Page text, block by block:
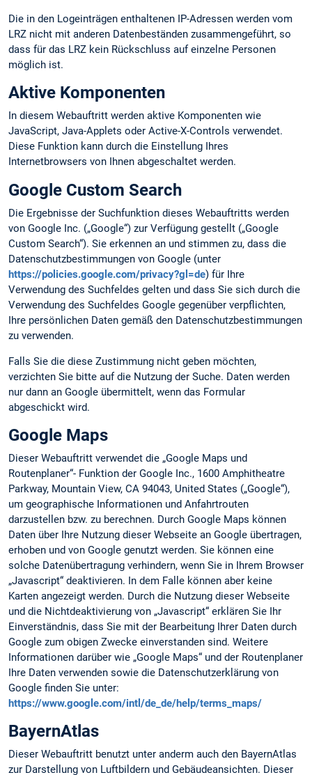
Die in den Logeinträgen enthaltenen IP-Adressen werden vom
LRZ nicht mit anderen Datenbeständen zusammengeführt, so
dass für das LRZ kein Rückschluss auf einzelne Personen
möglich ist.
Aktive Komponenten
In diesem Webauftritt werden aktive Komponenten wie
JavaScript, Java-Applets oder Active-X-Controls verwendet.
Diese Funktion kann durch die Einstellung Ihres
Internetbrowsers von Ihnen abgeschaltet werden.
Google Custom Search
Die Ergebnisse der Suchfunktion dieses Webauftritts werden
von Google Inc. („Google“) zur Verfügung gestellt („Google
Custom Search“). Sie erkennen an und stimmen zu, dass die
Datenschutzbestimmungen von Google (unter
https://policies.google.com/privacy?gl=de) für Ihre
Verwendung des Suchfeldes gelten und dass Sie sich durch die
Verwendung des Suchfeldes Google gegenüber verpflichten,
Ihre persönlichen Daten gemäß den Datenschutzbestimmungen
zu verwenden.
Falls Sie die diese Zustimmung nicht geben möchten,
verzichten Sie bitte auf die Nutzung der Suche. Daten werden
nur dann an Google übermittelt, wenn das Formular
abgeschickt wird.
Google Maps
Dieser Webauftritt verwendet die „Google Maps und
Routenplaner“- Funktion der Google Inc., 1600 Amphitheatre
Parkway, Mountain View, CA 94043, United States („Google“),
um geographische Informationen und Anfahrtrouten
darzustellen bzw. zu berechnen. Durch Google Maps können
Daten über Ihre Nutzung dieser Webseite an Google übertragen,
erhoben und von Google genutzt werden. Sie können eine
solche Datenübertragung verhindern, wenn Sie in Ihrem Browser
„Javascript“ deaktivieren. In dem Falle können aber keine
Karten angezeigt werden. Durch die Nutzung dieser Webseite
und die Nichtdeaktivierung von „Javascript“ erklären Sie Ihr
Einverständnis, dass Sie mit der Bearbeitung Ihrer Daten durch
Google zum obigen Zwecke einverstanden sind. Weitere
Informationen darüber wie „Google Maps“ und der Routenplaner
Ihre Daten verwenden sowie die Datenschutzerklärung von
Google finden Sie unter:
https://www.google.com/intl/de_de/help/terms_maps/
BayernAtlas
Dieser Webauftritt benutzt unter anderm auch den BayernAtlas
zur Darstellung von Luftbildern und Gebäudeansichten. Dieser